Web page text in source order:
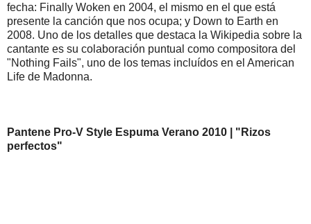
fecha: Finally Woken en 2004, el mismo en el que está
presente la canción que nos ocupa; y Down to Earth en
2008. Uno de los detalles que destaca la Wikipedia sobre la
cantante es su colaboración puntual como compositora del
"Nothing Fails", uno de los temas incluídos en el American
Life de Madonna.
Pantene Pro-V Style Espuma Verano 2010 | "Rizos
perfectos"